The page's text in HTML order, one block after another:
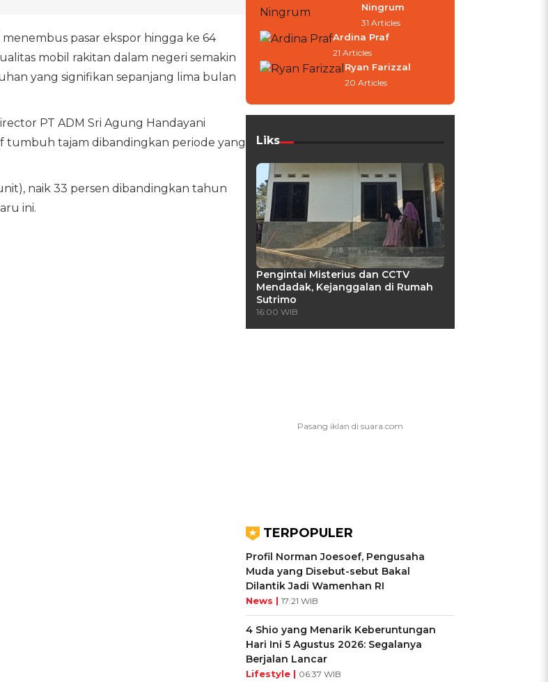
pasar ekspor hingga ke 64
mobil rakitan dalam negeri semakin
yang signifikan sepanjang lima bulan
PT ADM Sri Agung Handayani
tumbuh tajam dibandingkan periode yang
naik 33 persen dibandingkan tahun
ini.
Ningrum
31 Articles
Ardina Praf
21 Articles
Ryan Farizzal
20 Articles
Liks
Pengintai Misterius dan CCTV
Mendadak, Kejanggalan di Rumah
Sutrimo
16:00 WIB
TERPOPULER
Profil Norman Joesoef, Pengusaha
Muda yang Disebut-sebut Bakal
Dilantik Jadi Wamenhan RI
News | 17:21 WIB
4 Shio yang Menarik Keberuntungan
Hari Ini 5 Agustus 2026: Segalanya
Berjalan Lancar
Lifestyle | 06:37 WIB